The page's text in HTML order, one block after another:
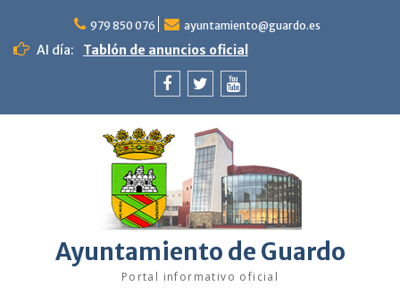
contenido
979 850 076 ayuntamiento@guardo.es
Al día: Tablón de anuncios oficial
Ayuntamiento de Guardo
Portal informativo oficial